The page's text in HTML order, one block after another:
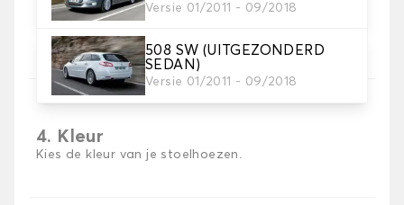
Versie 01/2011 - 09/2018
508 SW (UITGEZONDERD
SEDAN)
Versie 01/2011 - 09/2018
3. Materiaal
Kies het materiaal voor je hoezen.
4. Kleur
Kies de kleur van je stoelhoezen.